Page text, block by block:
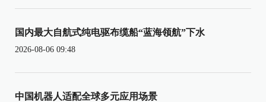
国内最大自航式纯电驱布缆船“蓝海领航”下水
2026-08-06 09:48
中国机器人适配全球多元应用场景